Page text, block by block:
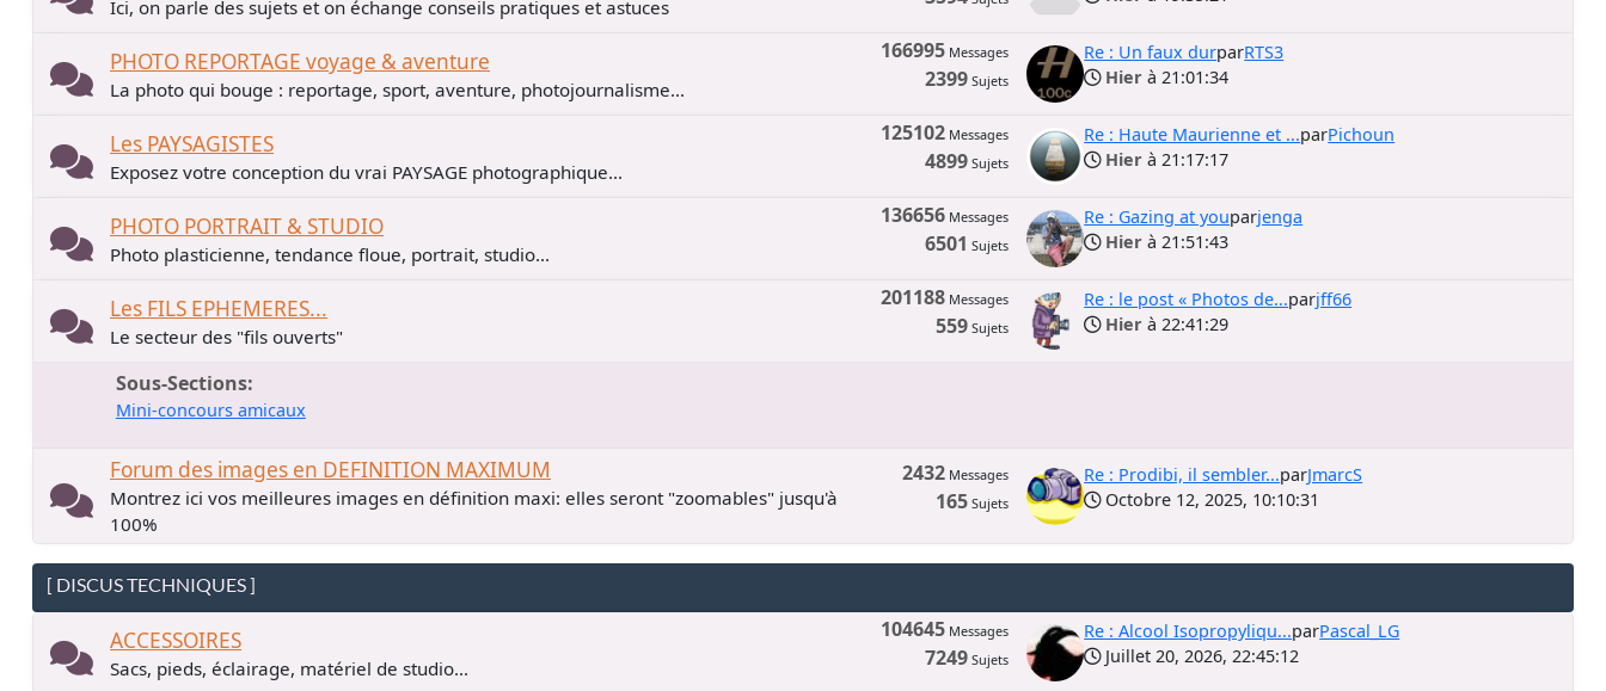
Ici, on parle des sujets et on échange conseils pratiques et astuces
PHOTO REPORTAGE voyage & aventure
La photo qui bouge : reportage, sport, aventure, photojournalisme...
166995 Messages
2399 Sujets
Re : Un faux durparRTS3
Hier à 21:01:34
Les PAYSAGISTES
Exposez votre conception du vrai PAYSAGE photographique...
125102 Messages
4899 Sujets
Re : Haute Maurienne et ...parPichoun
Hier à 21:17:17
PHOTO PORTRAIT & STUDIO
Photo plasticienne, tendance floue, portrait, studio...
136656 Messages
6501 Sujets
Re : Gazing at youparjenga
Hier à 21:51:43
Les FILS EPHEMERES...
Le secteur des "fils ouverts"
201188 Messages
559 Sujets
Re : le post « Photos de...parjff66
Hier à 22:41:29
Sous-Sections
Mini-concours amicaux
Forum des images en DEFINITION MAXIMUM
Montrez ici vos meilleures images en définition maxi: elles seront "zoomables" jusqu'à
100%
2432 Messages
165 Sujets
Re : Prodibi, il sembler...parJmarcS
Octobre 12, 2025, 10:10:31
[ DISCUS TECHNIQUES ]
ACCESSOIRES
Sacs, pieds, éclairage, matériel de studio...
104645 Messages
7249 Sujets
Re : Alcool Isopropyliqu...parPascal_LG
Juillet 20, 2026, 22:45:12